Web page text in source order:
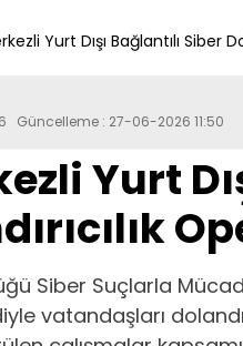
Yurt Dışı Bağlantılı Siber
Güncelleme : 27-06-2026 11:50
Yurt
Siber Suçlarla
vatandaşları